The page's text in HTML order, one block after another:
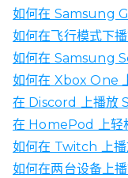
如何在 Samsung
如何在飞行模式下
如何在 Samsung
如何在 Xbox One
在 Discord 上播放
在 HomePod 上轻
如何在 Twitch 上播
如何在两台设备上